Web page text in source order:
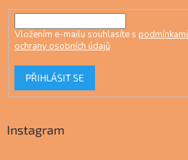
Vložením e-mailu souhlasíte s podmínkami
ochrany osobních údajů
PŘIHLÁSIT SE
Instagram